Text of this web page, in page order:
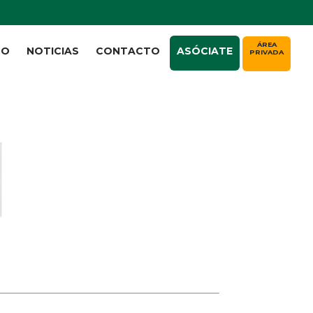
NOTICIAS CONTACTO ASÓCIATE
ÁREA
PRIVADA